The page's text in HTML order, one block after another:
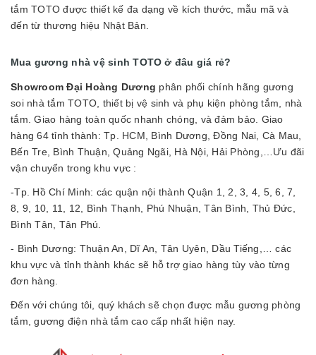
tắm TOTO được thiết kế đa dạng về kích thước, mẫu mã và
đến từ thương hiệu Nhật Bản.
Mua gương nhà vệ sinh TOTO ở đâu giá rẻ?
Showroom Đại Hoàng Dương phân phối chính hãng gương
soi nhà tắm TOTO, thiết bị vệ sinh và phụ kiện phòng tắm, nhà
tắm. Giao hàng toàn quốc nhanh chóng, và đảm bảo. Giao
hàng 64 tỉnh thành: Tp. HCM, Bình Dương, Đồng Nai, Cà Mau,
Bến Tre, Bình Thuận, Quảng Ngãi, Hà Nội, Hải Phòng,…Ưu đãi
vận chuyển trong khu vực :
-Tp. Hồ Chí Minh: các quận nội thành Quận 1, 2, 3, 4, 5, 6, 7,
8, 9, 10, 11, 12, Bình Thạnh, Phú Nhuận, Tân Bình, Thủ Đức,
Bình Tân, Tân Phú.
- Bình Dương: Thuận An, Dĩ An, Tân Uyên, Dầu Tiếng,… các
khu vực và tỉnh thành khác sẽ hỗ trợ giao hàng tùy vào từng
đơn hàng.
Đến với chúng tôi, quý khách sẽ chọn được mẫu gương phòng
tắm, gương điện nhà tắm cao cấp nhất hiện nay.